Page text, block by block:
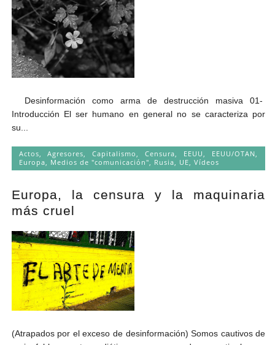
Desinformación como arma de destrucción masiva 01-
Introducción El ser humano en general no se caracteriza por
su...
Actos ,Agresores ,Capitalismo ,Censura EEUU EEUU/OTAN
Europa
Medios de "comunicación" Rusia UE Vídeos
Europa, la censura y la maquinaria
más cruel
(Atrapados por el exceso de desinformación) Somos cautivos de